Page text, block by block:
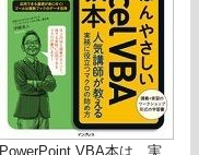
PowerPoint VBA本は、実